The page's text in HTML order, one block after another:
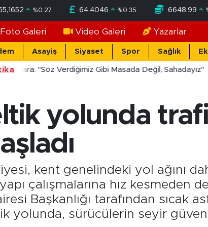
%0.27 64,4046 %0.35 6648.99
Foto Galeri Video Galeri Yazarlar
Asayiş Siyaset Spor Sağlık
"Söz Verdiğimiz Gibi Masada Değil, Sahadayız"
yolunda
kent genelindeki yol ağını
çalışmalarına hız kesmeden
Başkanlığı tarafından sıcak
yolunda, sürücülerin seyir